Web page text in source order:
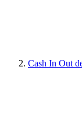
Cash In Out